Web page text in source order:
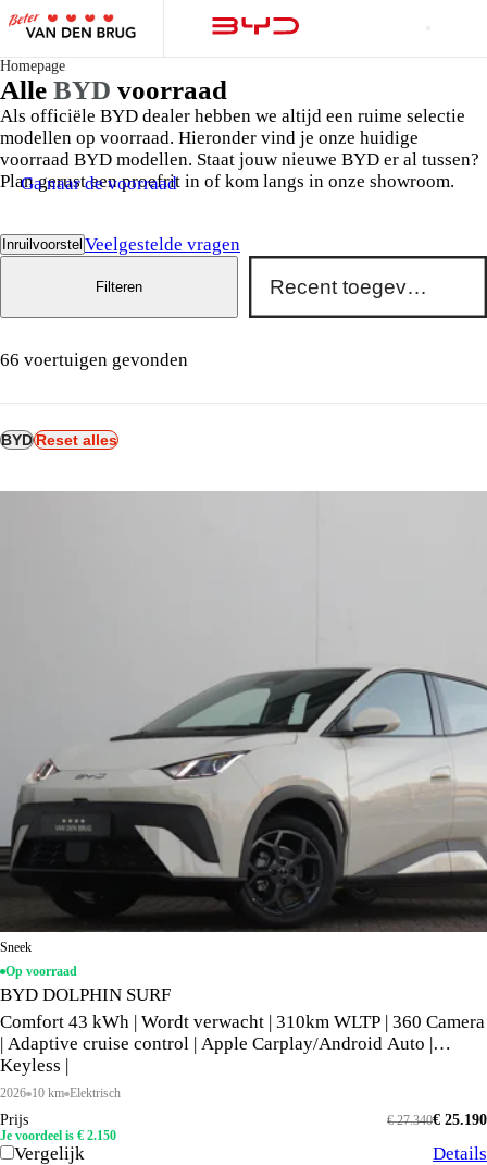
Homepage
Alle BYD voorraad
Als officiële BYD dealer hebben we altijd een ruime selectie
modellen op voorraad. Hieronder vind je onze huidige
voorraad BYD modellen. Staat jouw nieuwe BYD er al tussen?
Plan gerust een proefrit in of kom langs in onze showroom.
Inruilvoorstel Veelgestelde vragen
Ga naar de voorraad
66 voertuigen gevonden
Filteren
BYDReset alles
Sneek
Op voorraad
BYD DOLPHIN SURF
Comfort 43 kWh | Wordt verwacht | 310km WLTP | 360 Camera
| Adaptive cruise control | Apple Carplay/Android Auto |
Keyless |
2026 10 km Elektrisch
Prijs € 25.190
€ 27.340
Je voordeel is € 2.150
Vergelijk Details